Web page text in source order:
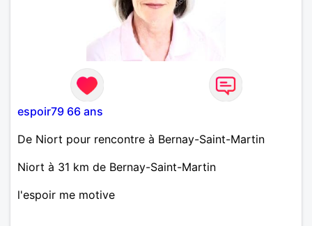
espoir79 66 ans
De Niort pour rencontre à Bernay-Saint-Martin
Niort à 31 km de Bernay-Saint-Martin
l'espoir me motive